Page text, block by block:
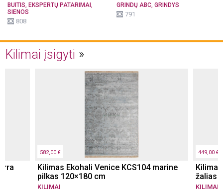
BUITIS, EKSPERTŲ PATARIMAI ,
SIENOS
808
GRINDŲ ABC, GRINDYS
791
Kilimai įsigyti
582,00 €
Kilimas Ekohali Venice KCS104 marine
pilkas 120×180 cm
KILIMAI
449,00 €
žalias
KILIMAI